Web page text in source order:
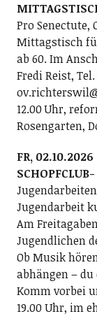
Pro
Mittagstisch
ab 60. Im
Fredi Reist,
12.00 Uhr,
Rosengarten,
FR, 02.10.2026
Jugendarbeit
Am
Jugendlichen
Ob Musik
abhängen –
Komm vorbei
19.00 Uhr, im